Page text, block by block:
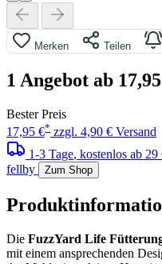
Merken Teilen
1 Angebot ab
Bester Preis
17,95 €* zzgl. 4,90 € Versand
1-3 Tage, kostenlos ab 29
fellby
Zum Shop
Die FuzzYard Life
mit einem ansprechenden